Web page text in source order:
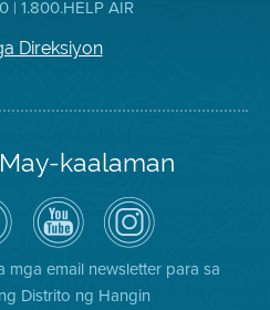
| 1.800.HELP AIR
Direksiyon
kaalaman
Channel
sa
YouTube
ng
Air
District
Air
District
on
Instagram
mga email newsletter para sa
Distrito ng Hangin